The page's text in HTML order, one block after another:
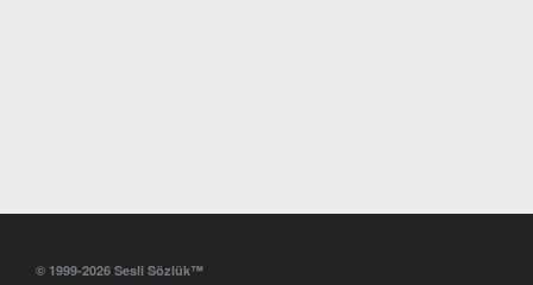
© 1999-2026 Sesli Sözlük™